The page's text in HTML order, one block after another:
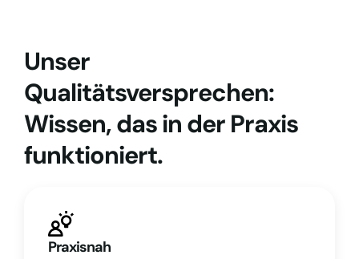
Unser
Qualitätsversprechen:
Wissen, das in der Praxis
funktioniert.
Praxisnah